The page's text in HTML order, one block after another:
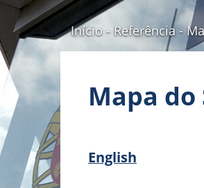
Início - Referência -
Mapa do
English